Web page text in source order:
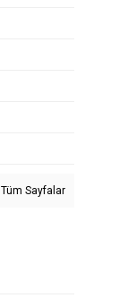
Tüm Sayfalar